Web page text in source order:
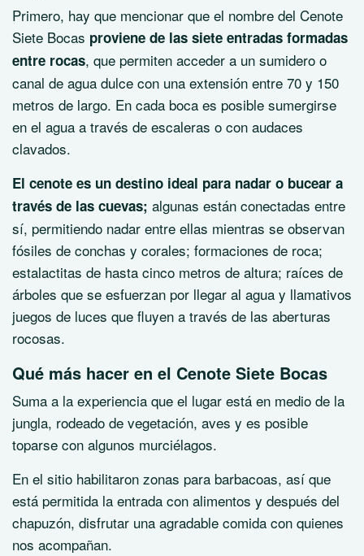
Primero, hay que mencionar que el nombre del Cenote
Siete Bocas proviene de las siete entradas formadas
entre rocas, que permiten acceder a un sumidero o
canal de agua dulce con una extensión entre 70 y 150
metros de largo. En cada boca es posible sumergirse
en el agua a través de escaleras o con audaces
clavados.
El cenote es un destino ideal para nadar o bucear a
través de las cuevas; algunas están conectadas entre
sí, permitiendo nadar entre ellas mientras se observan
fósiles de conchas y corales; formaciones de roca;
estalactitas de hasta cinco metros de altura; raíces de
árboles que se esfuerzan por llegar al agua y llamativos
juegos de luces que fluyen a través de las aberturas
rocosas.
Qué más hacer en el Cenote Siete Bocas
Suma a la experiencia que el lugar está en medio de la
jungla, rodeado de vegetación, aves y es posible
toparse con algunos murciélagos.
En el sitio habilitaron zonas para barbacoas, así que
está permitida la entrada con alimentos y después del
chapuzón, disfrutar una agradable comida con quienes
nos acompañan.